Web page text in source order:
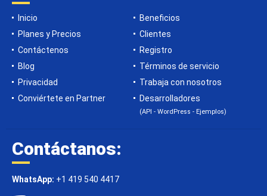
Inicio
Beneficios
Planes y Precios
Clientes
Contáctenos
Registro
Blog
Términos de servicio
Privacidad
Trabaja con nosotros
Conviértete en Partner
Desarrolladores
(API - WordPress - Ejemplos)
Contáctanos:
WhatsApp: +1 419 540 4417